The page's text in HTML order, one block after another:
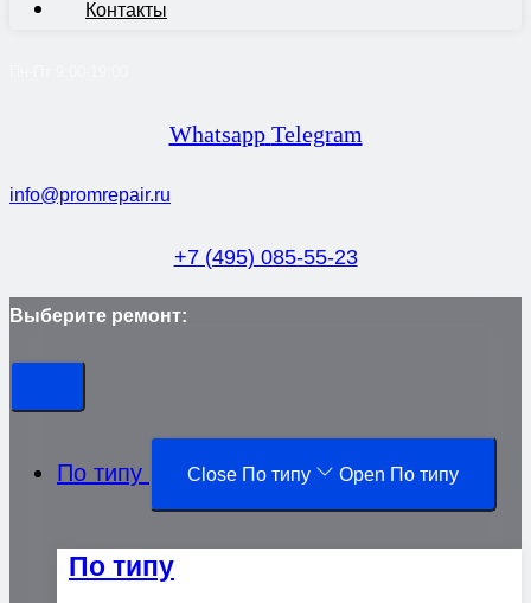
Контакты
Whatsapp Telegram
info@promrepair.ru
+7 (495) 085-55-23
Выберите ремонт:
По типу Close По типу Open По типу
По типу